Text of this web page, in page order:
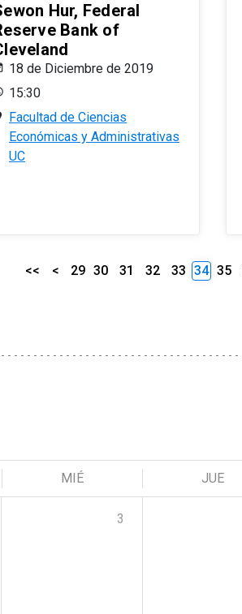
Hur, Federal
Bank of
18 de Diciembre de 2019
15:30
Facultad de Ciencias
Económicas y Administrativas
UC
<< < 29 30 31 32 33 34 35
MIÉ JUE
3